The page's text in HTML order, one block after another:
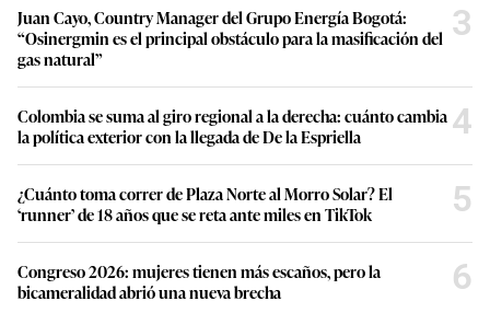
Juan Cayo, Country Manager del Grupo Energía Bogotá:
“Osinergmin es el principal obstáculo para la masificación del
gas natural”
3
Colombia se suma al giro regional a la derecha: cuánto cambia
la política exterior con la llegada de De la Espriella
4
¿Cuánto toma correr de Plaza Norte al Morro Solar? El
‘runner’ de 18 años que se reta ante miles en TikTok
5
Congreso 2026: mujeres tienen más escaños, pero la
bicameralidad abrió una nueva brecha
6